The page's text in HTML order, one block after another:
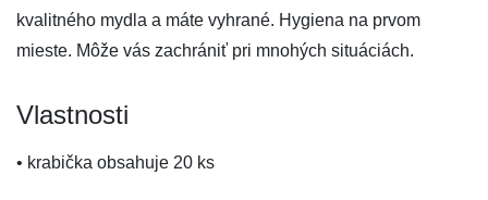
kvalitného mydla a máte vyhrané. Hygiena na prvom
mieste. Môže vás zachrániť pri mnohých situáciách.
Vlastnosti
• krabička obsahuje 20 ks